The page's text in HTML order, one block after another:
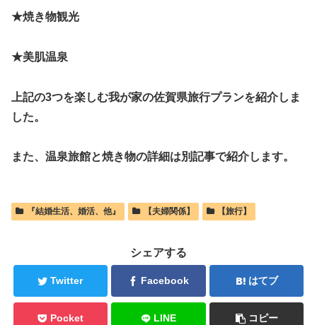
★焼き物観光
★美肌温泉
上記の3つを楽しむ我が家の佐賀県旅行プランを紹介しま
した。
また、温泉旅館と焼き物の詳細は別記事で紹介します。
『結婚生活、婚活、他』 【夫婦関係】 【旅行】
シェアする
Twitter Facebook はてブ
Pocket LINE コピー